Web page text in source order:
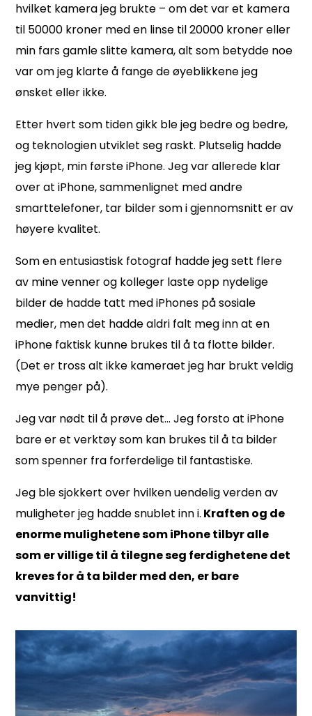
hvilket kamera jeg brukte – om det var et kamera
til 50000 kroner med en linse til 20000 kroner eller
min fars gamle slitte kamera, alt som betydde noe
var om jeg klarte å fange de øyeblikkene jeg
ønsket eller ikke.
Etter hvert som tiden gikk ble jeg bedre og bedre,
og teknologien utviklet seg raskt. Plutselig hadde
jeg kjøpt, min første iPhone. Jeg var allerede klar
over at iPhone, sammenlignet med andre
smarttelefoner, tar bilder som i gjennomsnitt er av
høyere kvalitet.
Som en entusiastisk fotograf hadde jeg sett flere
av mine venner og kolleger laste opp nydelige
bilder de hadde tatt med iPhones på sosiale
medier, men det hadde aldri falt meg inn at en
iPhone faktisk kunne brukes til å ta flotte bilder.
(Det er tross alt ikke kameraet jeg har brukt veldig
mye penger på).
Jeg var nødt til å prøve det… Jeg forsto at iPhone
bare er et verktøy som kan brukes til å ta bilder
som spenner fra forferdelige til fantastiske.
Jeg ble sjokkert over hvilken uendelig verden av
muligheter jeg hadde snublet inn i. Kraften og de
enorme mulighetene som iPhone tilbyr alle
som er villige til å tilegne seg ferdighetene det
kreves for å ta bildermed den, er bare
vanvittig!